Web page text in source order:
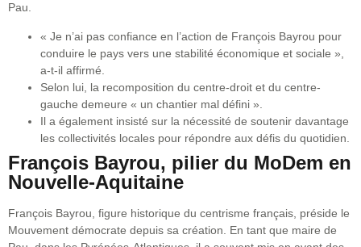
Pau.
« Je n’ai pas confiance en l’action de François Bayrou pour
conduire le pays vers une stabilité économique et sociale »,
a-t-il affirmé.
Selon lui, la recomposition du centre-droit et du centre-
gauche demeure « un chantier mal défini ».
Il a également insisté sur la nécessité de soutenir davantage
les collectivités locales pour répondre aux défis du quotidien.
François Bayrou, pilier du MoDem en
Nouvelle-Aquitaine
François Bayrou, figure historique du centrisme français, préside le
Mouvement démocrate depuis sa création. En tant que maire de